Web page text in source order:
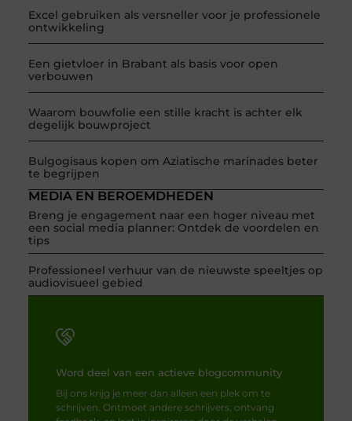
Excel gebruiken als versneller voor je professionele
ontwikkeling
Een gietvloer in Brabant als basis voor open
verbouwen
Waarom bouwfolie een stille kracht is achter elk
degelijk bouwproject
Bulgogisaus kopen om Aziatische marinades beter
te begrijpen
MEDIA EN BEROEMDHEDEN
Breng je engagement naar een hoger niveau met
een social media planner: Ontdek de voordelen en
tips
Professioneel verhuur van de nieuwste speeltjes op
audiovisueel gebied
Word deel van een actieve blogcommunity
Bij ons krijg je meer dan alleen een plek om te
schrijven. Ontmoet andere schrijvers, ontvang